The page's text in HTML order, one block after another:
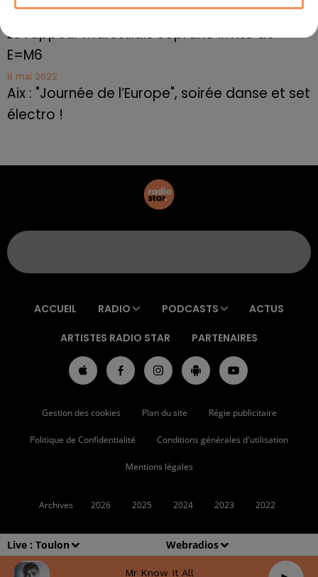
Live : Toulon Webradios
Mr Know It All
Le rappeur marseillais Soprano invité de
E=M6
8 mai 2022
Aix : "Journée de l’Europe", soirée danse et set
électro !
ACCUEIL RADIO PODCASTS ACTUS
ARTISTES RADIO STAR PARTENAIRES
Gestion des cookies Plan du site Régie publicitaire
Politique de Confidentialité Conditions générales d'utilisation
Mentions légales
Archives 2026 2025 2024 2023 2022